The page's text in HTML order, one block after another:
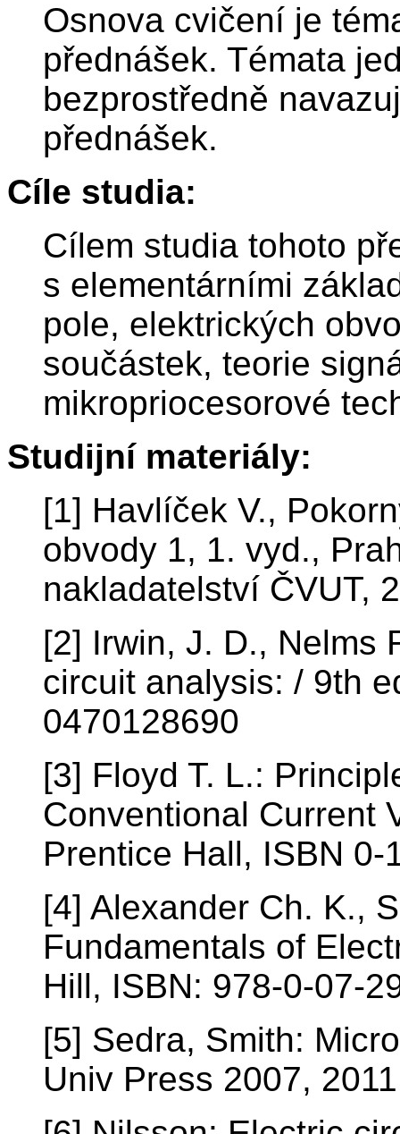
Osnova cvičení je
přednášek. Témata
bezprostředně
přednášek.
Cíle studia:
Cílem studia tohoto
s elementárními
pole, elektrických
součástek, teorie
mikropriocesorové
Studijní materiály:
[1] Havlíček V.,
obvody 1, 1. vyd.,
nakladatelství ČVUT,
[2] Irwin, J. D., Nelms
circuit analysis: / 9th
0470128690
[3] Floyd T. L.:
Conventional Current
Prentice Hall, ISBN 0-
[4] Alexander Ch. K.,
Fundamentals of
Hill, ISBN: 978-0-07-
[5] Sedra, Smith:
Univ Press 2007,